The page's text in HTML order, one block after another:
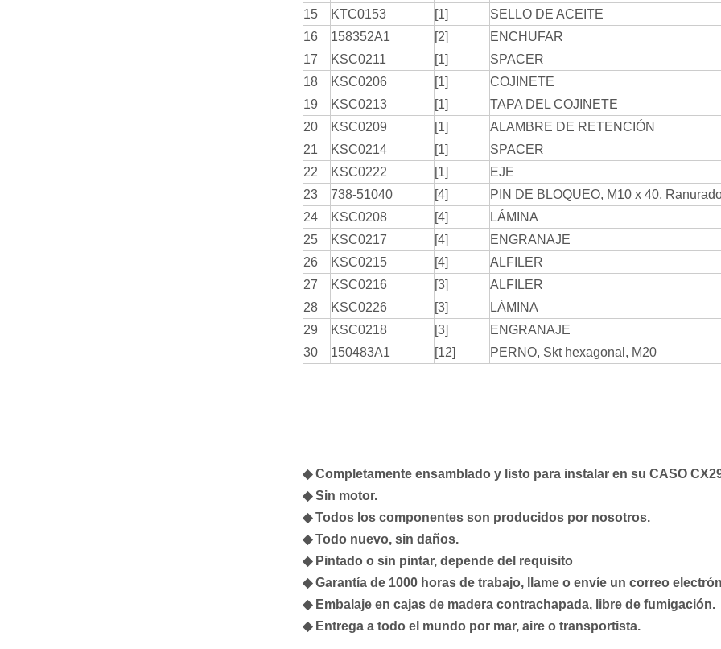
15
KTC0153 [1]
SELLO DE ACEITE
16
158352A1 [2]
ENCHUFAR
17
KSC0211 [1]
SPACER
18
KSC0206 [1]
COJINETE
19
KSC0213 [1]
TAPA DEL COJINETE
20
KSC0209 [1]
ALAMBRE DE RETENCIÓN
21
KSC0214 [1]
SPACER
22
KSC0222 [1]
EJE
23
738-51040 [4]
PIN DE BLOQUEO, M10 x 40,
24
KSC0208 [4]
LÁMINA
25
KSC0217 [4]
ENGRANAJE
26
KSC0215 [4]
ALFILER
27
KSC0216 [3]
ALFILER
28
KSC0226 [3]
LÁMINA
29
KSC0218 [3]
ENGRANAJE
30
150483A1 [12] PERNO, Skt hexagonal, M20
◆ Completamente ensamblado y listo para instalar en su CASO
◆ Sin motor.
◆ Todos los componentes son producidos por nosotros.
◆ Todo nuevo, sin daños.
◆ Pintado o sin pintar, depende del requisito
◆ Garantía de 1000 horas de trabajo, llame o envíe un correo
◆ Embalaje en cajas de madera contrachapada, libre de fumigación.
◆ Entrega a todo el mundo por mar, aire o transportista.